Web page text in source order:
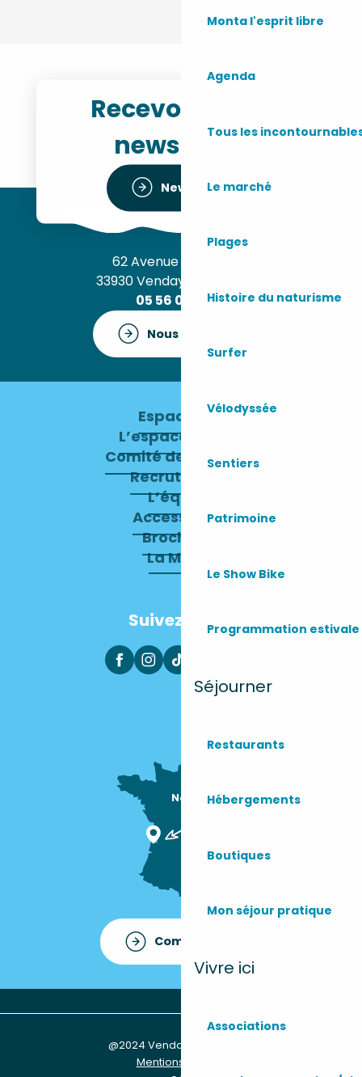
Monta l'esprit libre
Agenda
Tous les
Le marché
Plages
Histoire du naturisme
Surfer
Vélodyssée
Sentiers
Patrimoine
Le Show Bike
Programmation estivale
Séjourner
Restaurants
Hébergements
Boutiques
Mon séjour pratique
Vivre ici
Associations
Recevoir notre
newsletter
Newsletter
62 Avenue de l’Océan
33930 Vendays-Montalivet
05 56 09 30 12
Nous contacter
Espace pro
L’espace presse
Comité de direction
Recrutement
L’équipe
Accessibilité
Brochures
La Mairie
Suivez-nous
Nous sommes
Comment venir ?
@2024 Vendays-Montalivet
Mentions légales